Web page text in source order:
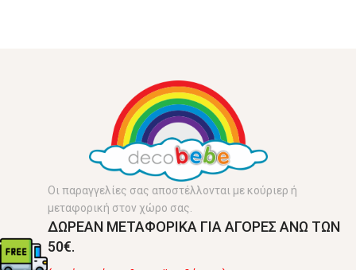
Οι παραγγελίες σας αποστέλλονται με κούριερ ή
μεταφορική στον χώρο σας.
ΔΩΡΕΑΝ ΜΕΤΑΦΟΡΙΚΑ ΓΙΑ ΑΓΟΡΕΣ ΑΝΩ ΤΩΝ
50€.